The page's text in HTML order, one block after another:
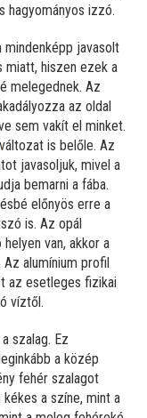
hagyományos izzó.
javasolt
miatt, hiszen ezek a
melegednek. Az
az oldal
sem vakít el minket.
változat is belőle. Az
javasoljuk, mivel a
bemarni a fába.
előnyös erre a
is. Az opál
van, akkor a
alumínium profil
az esetleges fizikai
víztől.
szalag. Ez
a közép
fehér szalagot
a színe, mint a